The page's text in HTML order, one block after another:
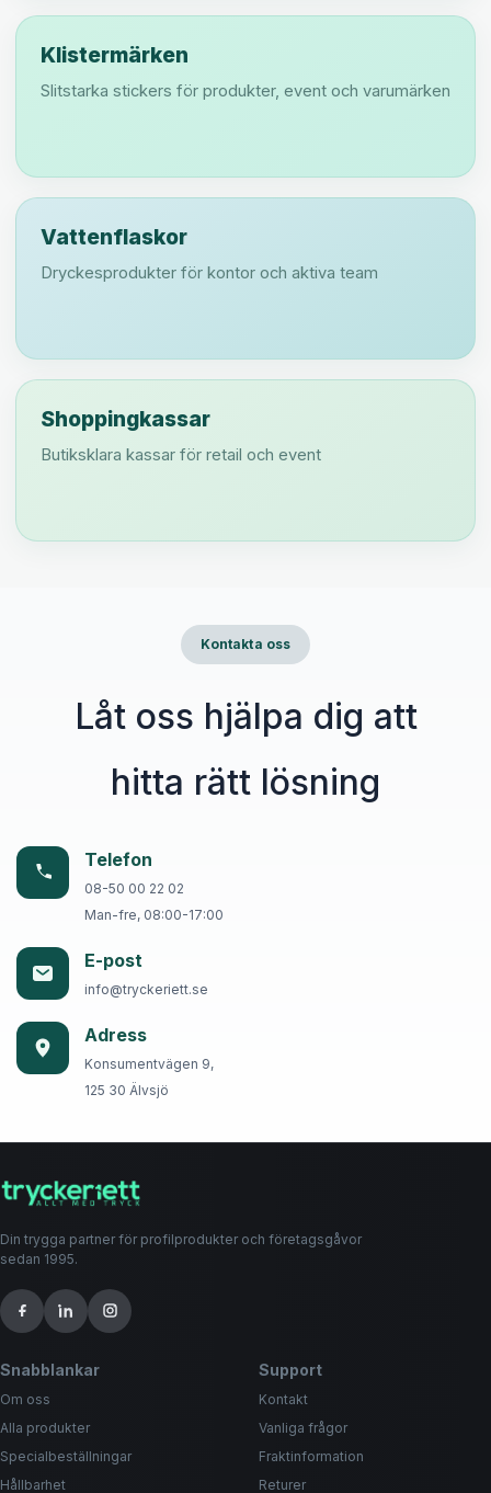
Klistermärken
Slitstarka stickers för produkter, event och varumärken
Vattenflaskor
Dryckesprodukter för kontor och aktiva team
Shoppingkassar
Butiksklara kassar för retail och event
Kontakta oss
Låt oss hjälpa dig att
hitta rätt lösning
Telefon
08-50 00 22 02
Man-fre, 08:00-17:00
E-post
info@tryckeriett.se
Adress
Konsumentvägen 9,
125 30 Älvsjö
Din trygga partner för profilprodukter och företagsgåvor
sedan 1995.
Snabblankar
Om oss
Alla produkter
Specialbeställningar
Hållbarhet
Support
Kontakt
Vanliga frågor
Fraktinformation
Returer